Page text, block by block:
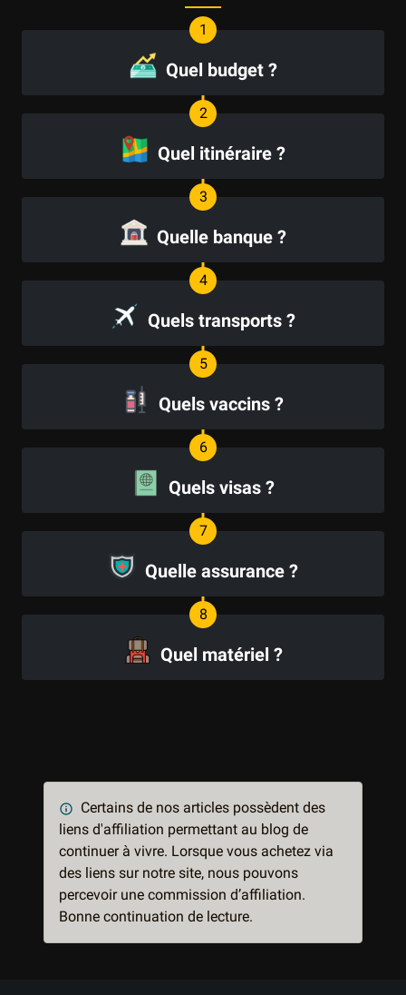
Quel budget ?
Quel itinéraire ?
Quelle banque ?
Quels transports ?
Quels vaccins ?
Quels visas ?
Quelle assurance ?
Quel matériel ?
Certains de nos articles possèdent des
liens d'affiliation permettant au blog de
continuer à vivre. Lorsque vous achetez via
des liens sur notre site, nous pouvons
percevoir une commission d’affiliation.
Bonne continuation de lecture.